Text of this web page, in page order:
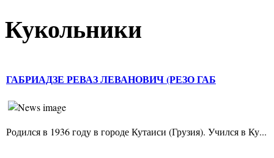
Кукольники
ГАБРИАДЗЕ РЕВАЗ ЛЕВАНОВИЧ (РЕЗО ГАБ
Родился в 1936 году в городе Кутаиси (Грузия). Учился в Ку...